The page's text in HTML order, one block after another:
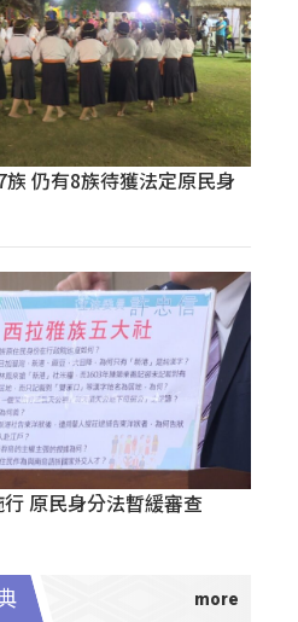
仍有8族待獲法定原民身
原民身分法暫緩審查